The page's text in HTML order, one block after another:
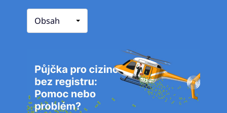
Obsah